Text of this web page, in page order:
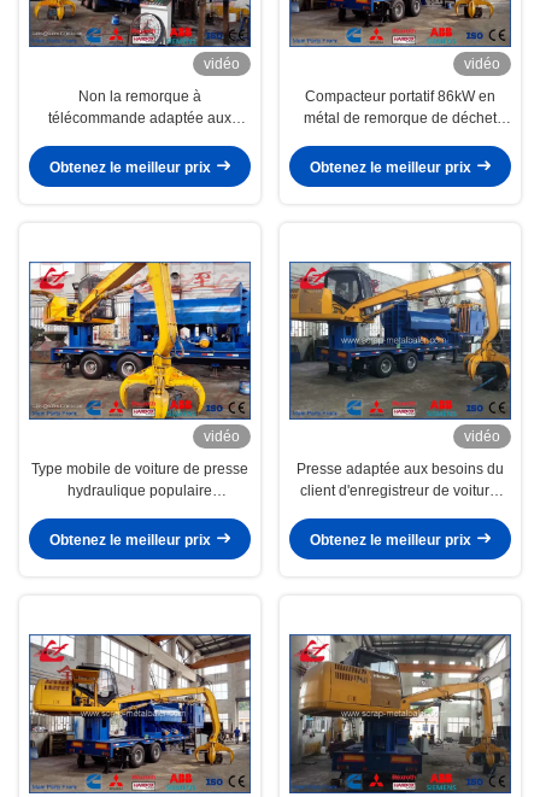
vidéo
Non la remorque à
télécommande adaptée aux
monté l'enregistreur de presse de
déchet métallique
Obtenez le meilleur prix
vidéo
Compacteur portatif 86kW en
métal de remorque de déchet
hydraulique de presse
Obtenez le meilleur prix
vidéo
Type mobile de voiture de presse
hydraulique populaire
grippage
Obtenez le meilleur prix
vidéo
Presse adaptée aux besoins du
client d'enregistreur de voiture,
sous caution de diesel de
machine de presse de mitraille en
Obtenez le meilleur prix